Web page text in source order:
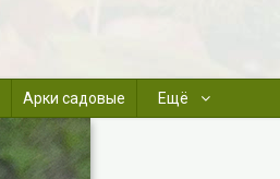
Арки садовые Ещё